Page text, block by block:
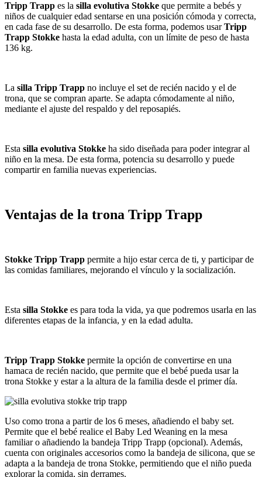
Tripp Trapp es la silla evolutiva Stokke que permite a bebés y
niños de cualquier edad sentarse en una posición cómoda y correcta,
en cada fase de su desarrollo. De esta forma, podemos usarTripp
Trapp Stokke hasta la edad adulta, con un límite de peso de hasta
136 kg.
La silla Tripp Trapp no incluye el set de recién nacido y el de
trona, que se compran aparte. Se adapta cómodamente al niño,
mediante el ajuste del respaldo y del reposapiés.
Esta silla evolutiva Stokke ha sido diseñada para poder integrar al
niño en la mesa. De esta forma, potencia su desarrollo y puede
compartir en familia nuevas experiencias.
Ventajas de la trona Tripp Trapp
Stokke Tripp Trapp permite a hijo estar cerca de ti, y participar de
las comidas familiares, mejorando el vínculo y la socialización.
Esta silla Stokke es para toda la vida, ya que podremos usarla en las
diferentes etapas de la infancia, y en la edad adulta.
Tripp Trapp Stokke permite la opción de convertirse en una
hamaca de recién nacido, que permite que el bebé pueda usar la
trona Stokke y estar a la altura de la familia desde el primer día.
Uso como trona a partir de los 6 meses, añadiendo el baby set.
Permite que el bebé realice el Baby Led Weaning en la mesa
familiar o añadiendo la bandeja Tripp Trapp (opcional). Además,
cuenta con originales accesorios como la bandeja de silicona, que se
adapta a la bandeja de trona Stokke, permitiendo que el niño pueda
explorar la comida, sin derrames.